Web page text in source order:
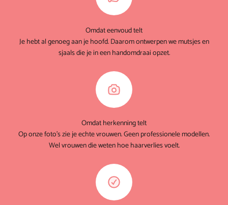
Omdat eenvoud telt
Je hebt al genoeg aan je hoofd. Daarom ontwerpen we mutsjes en
sjaals die je in een handomdraai opzet.
Omdat herkenning telt
Op onze foto's zie je echte vrouwen. Geen professionele modellen.
Wel vrouwen die weten hoe haarverlies voelt.